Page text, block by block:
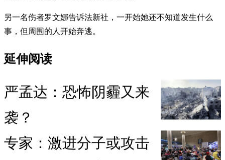
另一名伤者罗文娜告诉法新社，一开始她还不知道发生什么
事，但周围的人开始奔逃。
延伸阅读
严孟达：恐怖阴霾又来
袭？
专家：激进分子或攻击